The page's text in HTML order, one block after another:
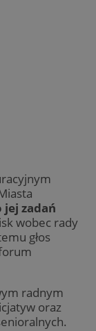
jej zadań
wobec rady
głos
radnym
oraz